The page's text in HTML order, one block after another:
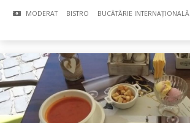
MODERAT BISTRO BUCÃTÃRIE INTERNAȚIONALĂ